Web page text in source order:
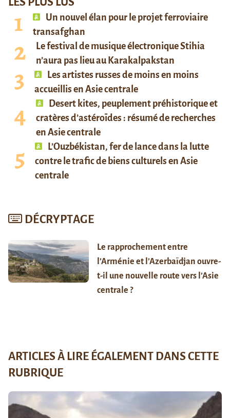
Un nouvel élan pour le projet ferroviaire
transafghan
Le festival de musique électronique Stihia
n’aura pas lieu au Karakalpakstan
Les artistes russes de moins en moins
accueillis en Asie centrale
Desert kites, peuplement préhistorique et
cratères d’astéroïdes : résumé de recherches
en Asie centrale
L’Ouzbékistan, fer de lance dans la lutte
contre le trafic de biens culturels en Asie
centrale
DÉCRYPTAGE
Le rapprochement entre
l’Arménie et l’Azerbaïdjan ouvre-
t-il une nouvelle route vers l’Asie
centrale ?
ARTICLES À LIRE ÉGALEMENT DANS CETTE
RUBRIQUE